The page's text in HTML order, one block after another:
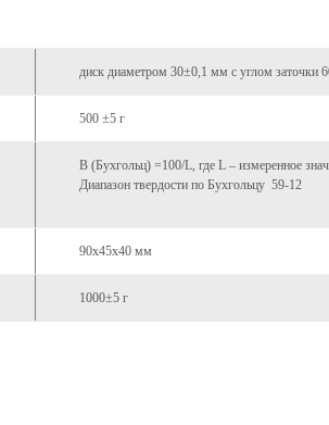
диск диаметром 30±0,1 мм с углом заточки
500 ±5 г
В (Бухгольц) =100/L, где L – измеренное
Диапазон твердости по Бухгольцу 59-12
90х45х40 мм
1000±5 г